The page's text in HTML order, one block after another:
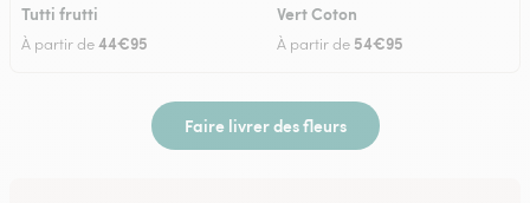
Tutti frutti
À partir de44€95
Vert Coton
À partir de 54€95
Faire livrer des fleurs